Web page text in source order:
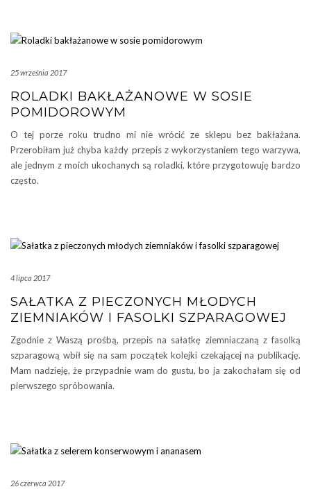
25 września 2017
ROLADKI BAKŁAŻANOWE W SOSIE
POMIDOROWYM
O tej porze roku trudno mi nie wrócić ze sklepu bez bakłażana.
Przerobiłam już chyba każdy przepis z wykorzystaniem tego warzywa,
ale jednym z moich ukochanych są roladki, które przygotowuję bardzo
często.
4 lipca 2017
SAŁATKA Z PIECZONYCH MŁODYCH
ZIEMNIAKÓW I FASOLKI SZPARAGOWEJ
Zgodnie z Waszą prośbą, przepis na sałatkę ziemniaczaną z fasolką
szparagową wbił się na sam początek kolejki czekającej na publikację.
Mam nadzieję, że przypadnie wam do gustu, bo ja zakochałam się od
pierwszego spróbowania.
26 czerwca 2017